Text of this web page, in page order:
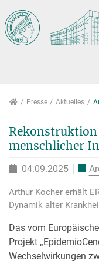
PressePresse Aktuelles
menschlicher
04.09.2025
Arthur Kocher erhält
Dynamik alter
Das vom
Projekt
Wechselwirkungen